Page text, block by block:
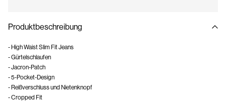
Produktbeschreibung
- High Waist Slim Fit Jeans
- Gürtelschlaufen
- Jacron-Patch
- 5-Pocket-Design
- Reißverschluss und Nietenknopf
- Cropped Fit